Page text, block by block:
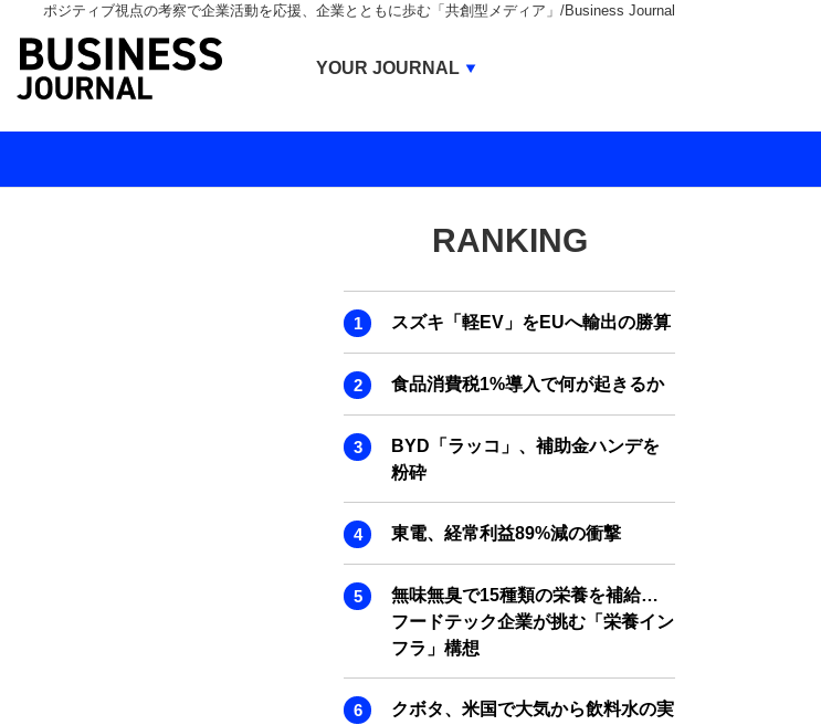
ポジティブ視点の考察で企業活動を応援、企業とともに歩む「共創型メディア」/Business Journal
RANKING
スズキ「軽EV」をEUへ輸出の勝算
食品消費税1%導入で何が起きるか
BYD「ラッコ」、補助金ハンデを
粉砕
東電、経常利益89%減の衝撃
無味無臭で15種類の栄養を補給…
フードテック企業が挑む「栄養イン
フラ」構想
クボタ、米国で大気から飲料水の実
YOUR JOURNAL
BUSINESS JOURNAL
IVS JOURNAL
ENERGY MANAGEMENT JOURNAL
INBOUND JOURNAL
LIFE ENDING JOURNAL
AI JOURNAL
REAL ESTATE BROKERAGE JOURNAL
SMART MARKETING JOURNAL
BPaaS JOURNAL
ADOPTABLE DOG JOURNAL